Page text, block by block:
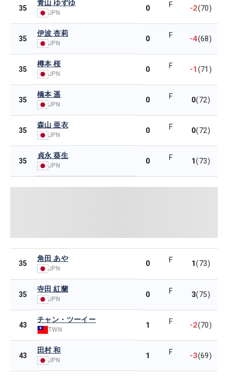
35
青山 ゆずゆ
JPN 0 F -2(70)
35
伊波 杏莉
JPN 0 F -4(68)
35
樽本 桜
JPN 0 F -1(71)
35
橋本 遥
JPN 0 F 0(72)
35
森山 亜衣
JPN 0 F 0(72)
35
貞永 葵生
JPN 0 F 1(73)
35
角田 あや
JPN
0 F 1(73)
35
寺田 紅蘭
JPN 0 F 3(75)
43
チャン・ツーイー
TWN 1 F -2(70)
43
田村 和
JPN 1 F -3(69)